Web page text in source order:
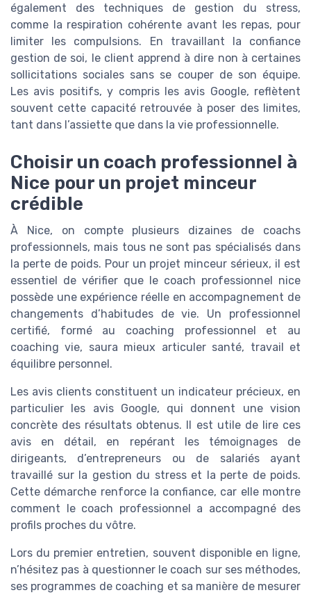
également des techniques de gestion du stress,
comme la respiration cohérente avant les repas, pour
limiter les compulsions. En travaillant la confiance
gestion de soi, le client apprend à dire non à certaines
sollicitations sociales sans se couper de son équipe.
Les avis positifs, y compris les avis Google, reflètent
souvent cette capacité retrouvée à poser des limites,
tant dans l’assiette que dans la vie professionnelle.
Choisir un coach professionnel à
Nice pour un projet minceur
crédible
À Nice, on compte plusieurs dizaines de coachs
professionnels, mais tous ne sont pas spécialisés dans
la perte de poids. Pour un projet minceur sérieux, il est
essentiel de vérifier que le coach professionnel nice
possède une expérience réelle en accompagnement de
changements d’habitudes de vie. Un professionnel
certifié, formé au coaching professionnel et au
coaching vie, saura mieux articuler santé, travail et
équilibre personnel.
Les avis clients constituent un indicateur précieux, en
particulier les avis Google, qui donnent une vision
concrète des résultats obtenus. Il est utile de lire ces
avis en détail, en repérant les témoignages de
dirigeants, d’entrepreneurs ou de salariés ayant
travaillé sur la gestion du stress et la perte de poids.
Cette démarche renforce la confiance, car elle montre
comment le coach professionnel a accompagné des
profils proches du vôtre.
Lors du premier entretien, souvent disponible en ligne,
n’hésitez pas à questionner le coach sur ses méthodes,
ses programmes de coaching et sa manière de mesurer